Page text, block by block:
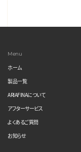
Menu
ホーム
製品一覧
ARIAFINAについて
アフターサービス
よくあるご質問
お知らせ